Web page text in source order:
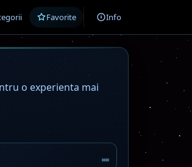
Favorite Info
o experienta mai